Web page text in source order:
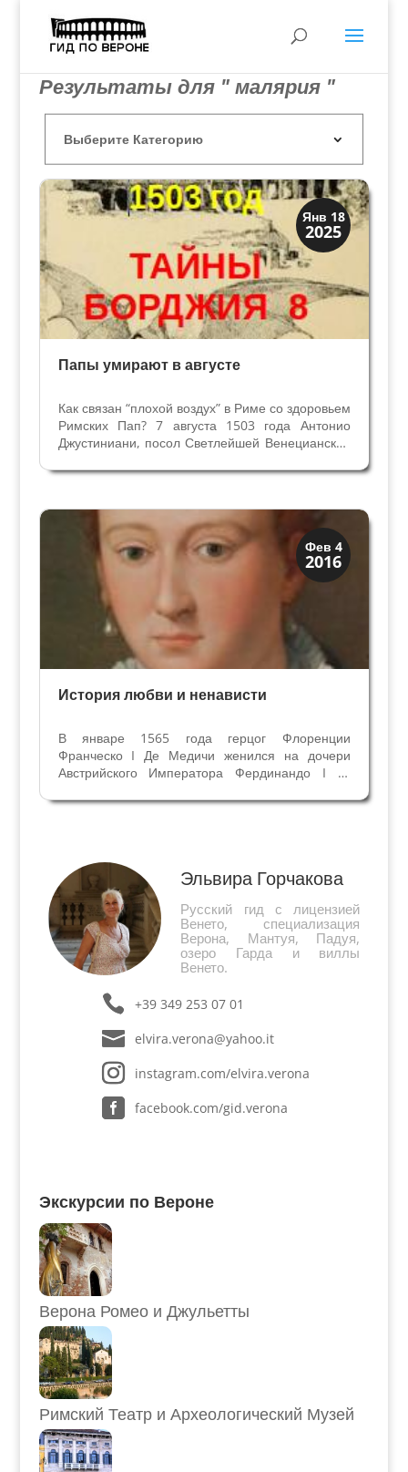
Результаты для " малярия "
Янв 18
2025
Загадки прошлого
История
Папы умирают в августе
Как связан “плохой воздух” в Риме со здоровьем
Римских Пап? 7 августа 1503 года Антонио
Джустиниани, посол Светлейшей Венецианской
Борджия, что находясь в депресии понтифик
которые...
Фев 4
2016
Династии
История любви и ненависти
В январе 1565 года герцог Флоренции
Франческо I Де Медичи женился на дочери
Австрийского Императора Фердинандо I —
союз для Медичи, правящей семьи Флоренции,
Эльвира Горчакова
Русский гид с лицензией
Венето, специализация
Верона, Мантуя, Падуя,
озеро Гарда и виллы
Венето.
+39 349 253 07 01
elvira.verona@yahoo.it
instagram.com/elvira.verona
facebook.com/gid.verona
Экскурсии по Вероне
Верона Ромео и Джульетты
Римский Театр и Археологический Музей